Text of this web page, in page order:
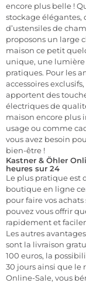
encore plus belle !
stockage élégantes,
d’ustensiles de
proposons un large
maison ce petit
unique, une lumière
pratiques. Pour les
accessoires
apportent des
électriques de
maison encore plus
usage ou comme
vous avez besoin
bien-être !
Kastner & Öhler
heures sur 24
Le plus pratique est
boutique en ligne
pour faire vos
pouvez vous offrir
rapidement et
Les autres
sont la livraison
100 euros, la
30 jours ainsi que le
Online-Sale, vous